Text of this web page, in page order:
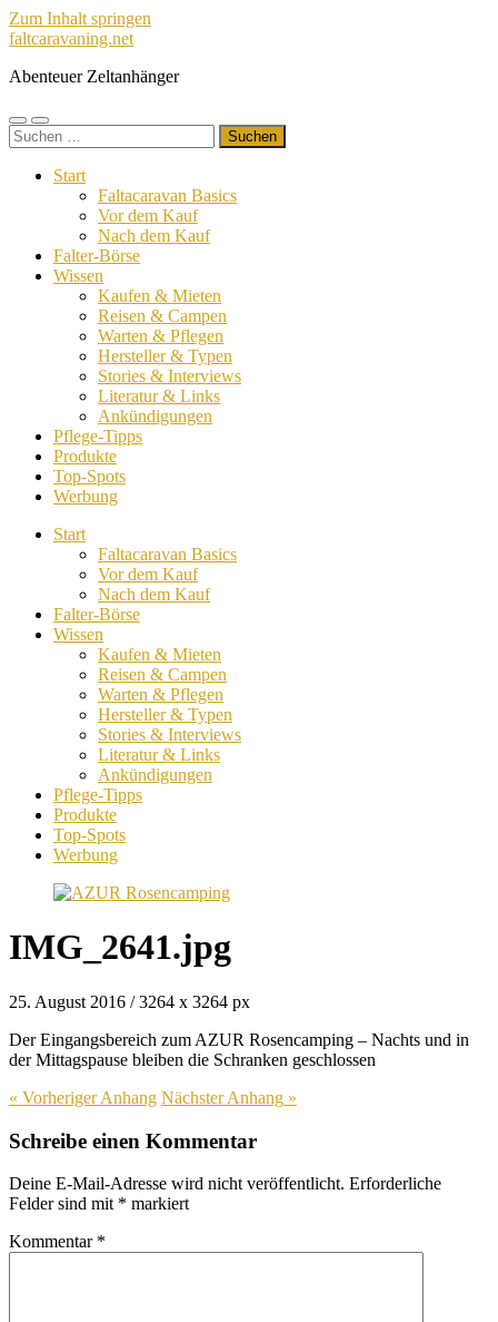
Zum Inhalt springen
faltcaravaning.net
Abenteuer Zeltanhänger
Mobile-
Menü
Suchfeld
ein-/ausblenden
Suchen
nach:
Start
Faltacaravan Basics
Vor dem Kauf
Nach dem Kauf
Falter-Börse
Wissen
Kaufen & Mieten
Reisen & Campen
Warten & Pflegen
Hersteller & Typen
Stories & Interviews
Literatur & Links
Ankündigungen
Pflege-Tipps
Produkte
Top-Spots
Werbung
Start
Faltacaravan Basics
Vor dem Kauf
Nach dem Kauf
Falter-Börse
Wissen
Kaufen & Mieten
Reisen & Campen
Warten & Pflegen
Hersteller & Typen
Stories & Interviews
Literatur & Links
Ankündigungen
Pflege-Tipps
Produkte
Top-Spots
Werbung
IMG_2641.jpg
25. August 2016 /3264 x 3264 px
Der Eingangsbereich zum AZUR Rosencamping – Nachts und in
der Mittagspause bleiben die Schranken geschlossen
« VorherigerAnhang NächsterAnhang »
Schreibe einen Kommentar
Deine E-Mail-Adresse wird nicht veröffentlicht. Erforderliche
Felder sind mit * markiert
Kommentar *